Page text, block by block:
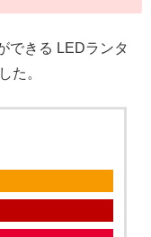
できる LEDランタ
た。